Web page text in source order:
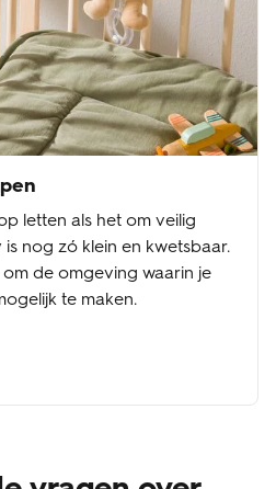
letten als het om veilig
nog zó klein en kwetsbaar.
de omgeving waarin je
te maken.